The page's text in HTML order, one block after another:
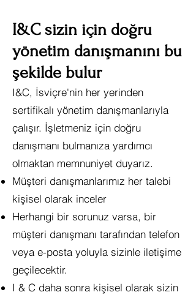
I&C sizin için doğru
yönetim danışmanını bu
şekilde bulur
I&C, İsviçre'nin her yerinden
sertifikalı yönetim danışmanlarıyla
çalışır. İşletmeniz için doğru
danışmanı bulmanıza yardımcı
olmaktan memnuniyet duyarız.
Müşteri danışmanlarımız her talebi
kişisel olarak inceler
Herhangi bir sorunuz varsa, bir
müşteri danışmanı tarafından telefon
veya e-posta yoluyla sizinle iletişime
geçilecektir.
I & C daha sonra kişisel olarak sizin